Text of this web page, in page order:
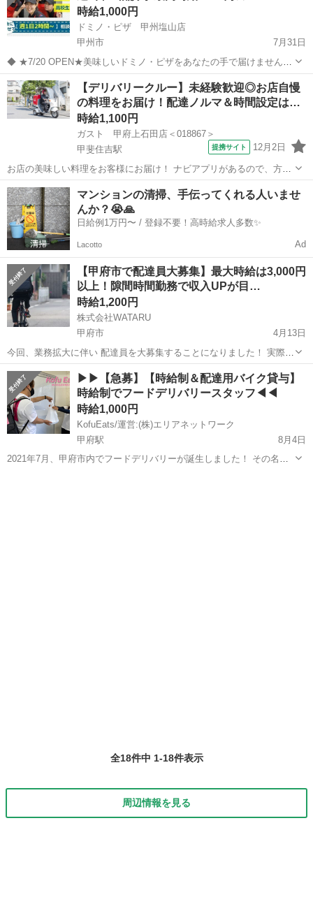
時給1,000円
ドミノ・ピザ 甲州塩山店
甲州市
7月31日
◆ ★7/20 OPEN★美味しいドミノ・ピザをあなたの手で届けません
か? ◆ 開業以来の私たちの目指すゴールは「すばらしいできばえのお
いしいピザを焼きたてのアツアツのまま、すばやくお客様のもとへお
届けする」ことです。 ...
山梨 甲州市 デリバリー
【デリバリークルー】未経験歓迎◎お店自慢
の料理をお届け！配達ノルマ＆時間設定は…
時給1,100円
ガスト 甲府上石田店＜018867＞
甲斐住吉駅
提携サイト 12月2日
お店の美味しい料理をお客様にお届け！ ナビアプリがあるので、方向
音痴の方も安心◎ 運転に慣れるまではお店の敷地内で練習するので安
心してください！ ※［バイク］を使っての配達をお願いします。 アル
バイト,パート ■ポイント...
山梨 甲府市 デリバリー
マンションの清掃、手伝ってくれる人いませ
んか？😭🙏
日給例1万円〜 / 登録不要！高時給求人多数✨
Lacotto Ad
【甲府市で配達員大募集】最大時給は3,000円
以上！隙間時間勤務で収入UPが目…
時給1,200円
株式会社WATARU
甲府市
4月13日
今回、業務拡大に伴い 配達員を大募集することになりました！ 実際の
報酬は1件毎の完全歩合制となりますが 想定時給に関しては、【1,200
円〜3,000円以上】です。 本業の合間に短時間で稼ぎたい人や、 ...
山梨 甲府市 デリバリー
▶▶【急募】【時給制＆配達用バイク貸与】
時給制でフードデリバリースタッフ◀◀
時給1,000円
KofuEats/運営:(株)エリアネットワーク
甲府駅
8月4日
2021年7月、甲府市内でフードデリバリーが誕生しました！ その名も
全18件中 1-18件表示
周辺情報を見る